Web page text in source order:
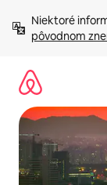
obsah.
Niektoré
pôvodnom